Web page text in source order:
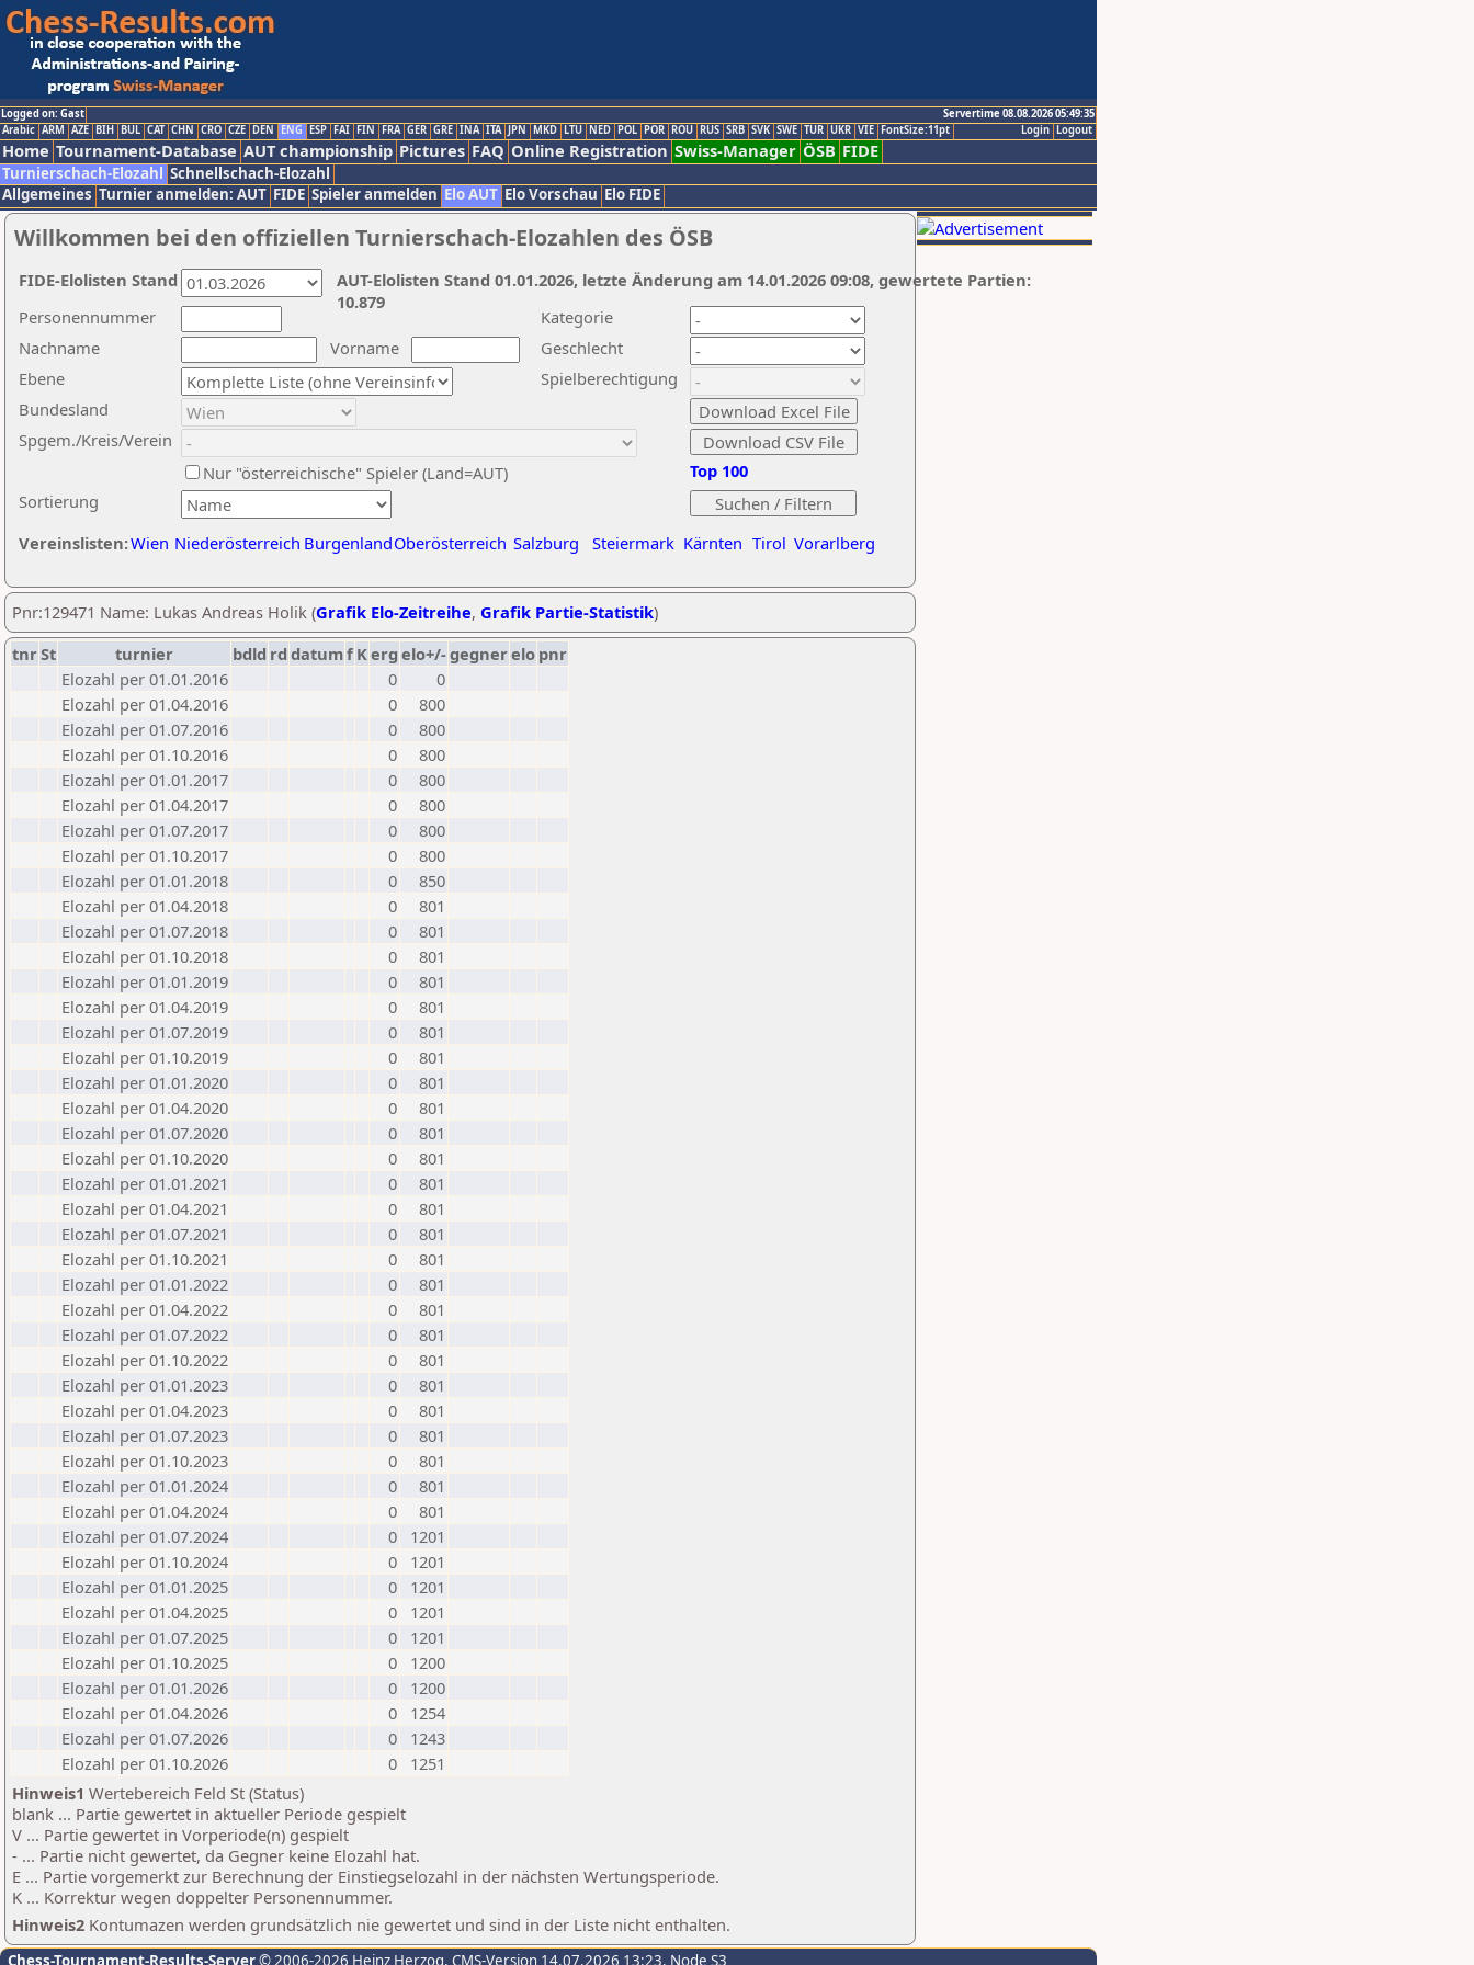
Logged on: Gast
Servertime 08.08.2026 05:49:35
Logout
Login
Arabic ARM AZE BIH BUL CAT CHN CRO CZE DEN ENG ESP FAI FIN FRA GER GRE INA ITA JPN MKD LTU NED POL POR ROU RUS SRB SVK SWE TUR UKR VIE FontSize:11pt
Home Tournament-Database AUT championship Pictures FAQ Online Registration Swiss-Manager ÖSB FIDE
Turnierschach-Elozahl Schnellschach-Elozahl
Allgemeines Turnier anmelden: AUT FIDE Spieler anmelden Elo AUT Elo Vorschau Elo FIDE
Willkommen bei den offiziellen Turnierschach-Elozahlen des ÖSB
Nachname
Vorname
Ebene
Kategorie
Sortierung
Personennummer
Bundesland
Spgem./Kreis/Verein
Geschlecht
Nur "österreichische" Spieler (Land=AUT)
Spielberechtigung
Vereinslisten:Wien Niederösterreich BurgenlandOberösterreich Salzburg Steiermark Kärnten Tirol Vorarlberg
Top 100
AUT-Elolisten Stand 01.01.2026, letzte Änderung am 14.01.2026 09:08, gewertete Partien:
10.879
FIDE-Elolisten Stand
Pnr:129471 Name: Lukas Andreas Holik (Grafik Elo-Zeitreihe, Grafik Partie-Statistik)
tnrSt turnier bdld rd datumf Kerg elo+/-gegnerelo pnr
Elozahl per 01.01.2016
0
0
Elozahl per 01.04.2016
0
800
Elozahl per 01.07.2016
0
800
Elozahl per 01.10.2016
0
800
Elozahl per 01.01.2017
0
800
Elozahl per 01.04.2017
0
800
Elozahl per 01.07.2017
0
800
Elozahl per 01.10.2017
0
800
Elozahl per 01.01.2018
0
850
Elozahl per 01.04.2018
0
801
Elozahl per 01.07.2018
0
801
Elozahl per 01.10.2018
0
801
Elozahl per 01.01.2019
0
801
Elozahl per 01.04.2019
0
801
Elozahl per 01.07.2019
0
801
Elozahl per 01.10.2019
0
801
Elozahl per 01.01.2020
0
801
Elozahl per 01.04.2020
0
801
Elozahl per 01.07.2020
0
801
Elozahl per 01.10.2020
0
801
Elozahl per 01.01.2021
0
801
Elozahl per 01.04.2021
0
801
Elozahl per 01.07.2021
0
801
Elozahl per 01.10.2021
0
801
Elozahl per 01.01.2022
0
801
Elozahl per 01.04.2022
0
801
Elozahl per 01.07.2022
0
801
Elozahl per 01.10.2022
0
801
Elozahl per 01.01.2023
0
801
Elozahl per 01.04.2023
0
801
Elozahl per 01.07.2023
0
801
Elozahl per 01.10.2023
0
801
Elozahl per 01.01.2024
0
801
Elozahl per 01.04.2024
0
801
Elozahl per 01.07.2024
0
1201
Elozahl per 01.10.2024
0
1201
Elozahl per 01.01.2025
0
1201
Elozahl per 01.04.2025
0
1201
Elozahl per 01.07.2025
0
1201
Elozahl per 01.10.2025
0
1200
Elozahl per 01.01.2026
0
1200
Elozahl per 01.04.2026
0
1254
Elozahl per 01.07.2026
0
1243
Elozahl per 01.10.2026
0
1251
Hinweis1 Wertebereich Feld St (Status)
blank ... Partie gewertet in aktueller Periode gespielt
V ... Partie gewertet in Vorperiode(n) gespielt
- ... Partie nicht gewertet, da Gegner keine Elozahl hat.
E ... Partie vorgemerkt zur Berechnung der Einstiegselozahl in der nächsten Wertungsperiode.
K ... Korrektur wegen doppelter Personennummer.
Hinweis2 Kontumazen werden grundsätzlich nie gewertet und sind in der Liste nicht enthalten.
Chess-Tournament-Results-Server© 2006-2026 Heinz Herzog, CMS-Version 14.07.2026 13:23, Node S3